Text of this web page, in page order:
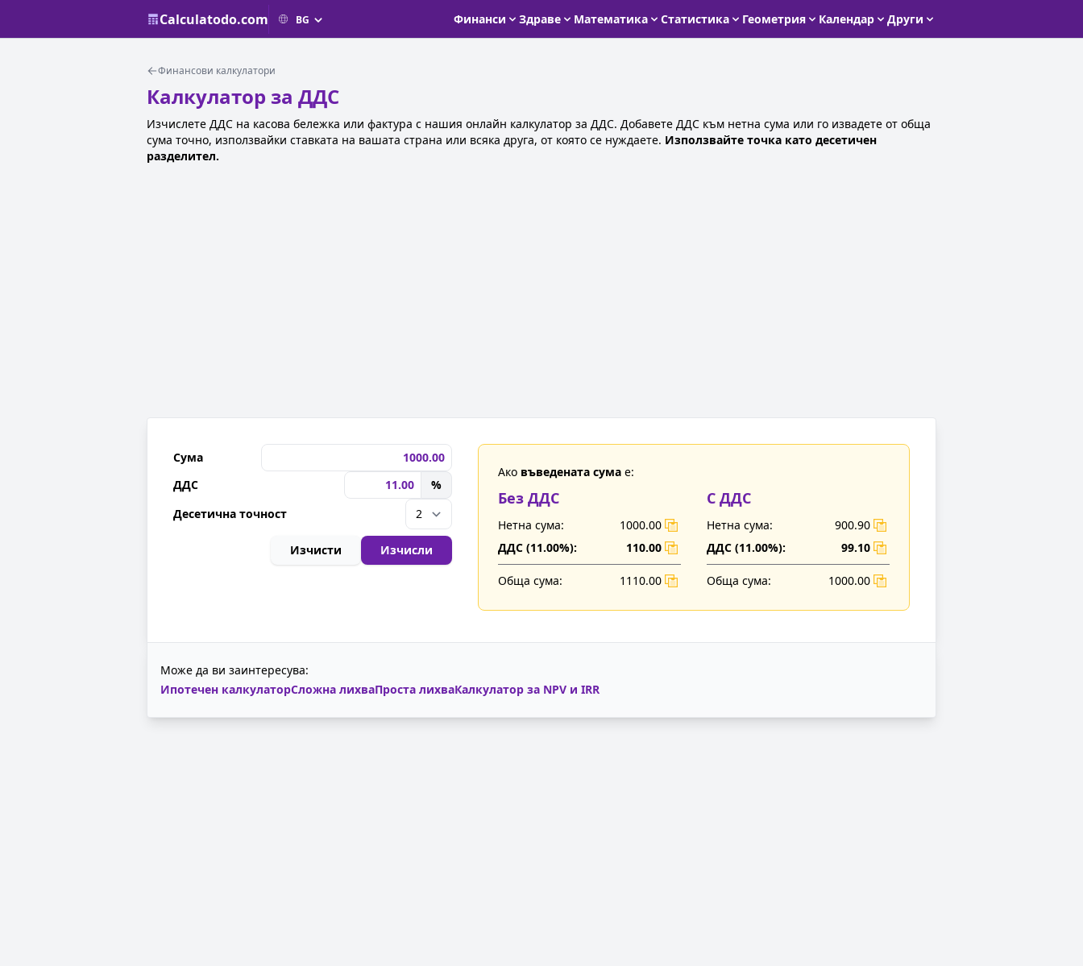
Calculatodo.com Финанси Здраве Математика Статистика Геометрия Календар Други
Финансови калкулатори
Калкулатор за ДДС
Изчислете ДДС на касова бележка или фактура с нашия онлайн калкулатор за ДДС. Добавете ДДС към нетна сума или го извадете от обща
сума точно, използвайки ставката на вашата страна или всяка друга, от която се нуждаете. Използвайте точка като десетичен
разделител.
Сума
ДДС
%
Десетична точност
Изчисти Изчисли
Ако въведената сума е:
Без ДДС
Нетна сума:
1000.00
ДДС (11.00%): 110.00
Обща сума: 1110.00
С ДДС
Нетна сума:
900.90
ДДС (11.00%): 99.10
Обща сума: 1000.00
Може да ви заинтересува:
Ипотечен калкулаторСложна лихваПроста лихваКалкулатор за NPV и IRR